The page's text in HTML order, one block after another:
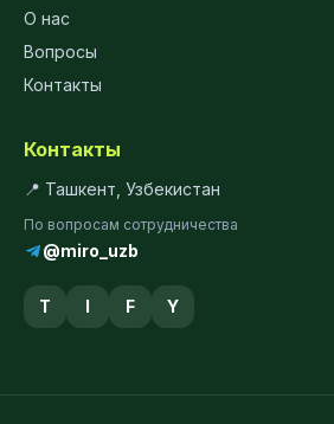
О нас
Вопросы
Контакты
Контакты
📍 Ташкент, Узбекистан
По вопросам сотрудничества
@miro_uzb
T I F Y